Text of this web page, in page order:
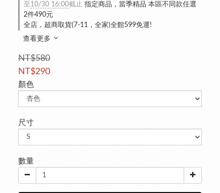
至 10/30 16:00截止 指定商品，當季精品 本區不同款任選
2件490元
全店，超商取貨(7-11，全家)全館599免運!
查看更多
NT$580
NT$290
顏色
尺寸
數量